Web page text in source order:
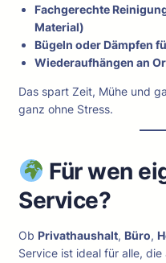
Fachgerechte
Material)
Bügeln oder Dämpfen
Wiederaufhängen an
Das spart Zeit, Mühe und
ganz ohne Stress.
Für wen
Service?
Ob Privathaushalt, Büro,
Service ist ideal für alle,